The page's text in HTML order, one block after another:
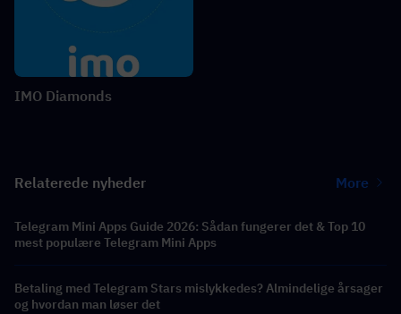
IMO Diamonds
Relaterede nyheder More
Telegram Mini Apps Guide 2026: Sådan fungerer det & Top 10
mest populære Telegram Mini Apps
Betaling med Telegram Stars mislykkedes? Almindelige årsager
og hvordan man løser det